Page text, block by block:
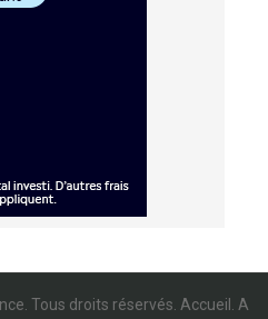
Tous droits réservés. Accueil A